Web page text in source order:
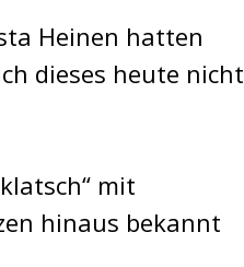
Heinen hatten
dieses heute nicht
mit
hinaus bekannt